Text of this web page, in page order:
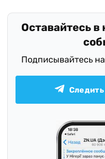
Оставайтесь в
Подписывайтесь